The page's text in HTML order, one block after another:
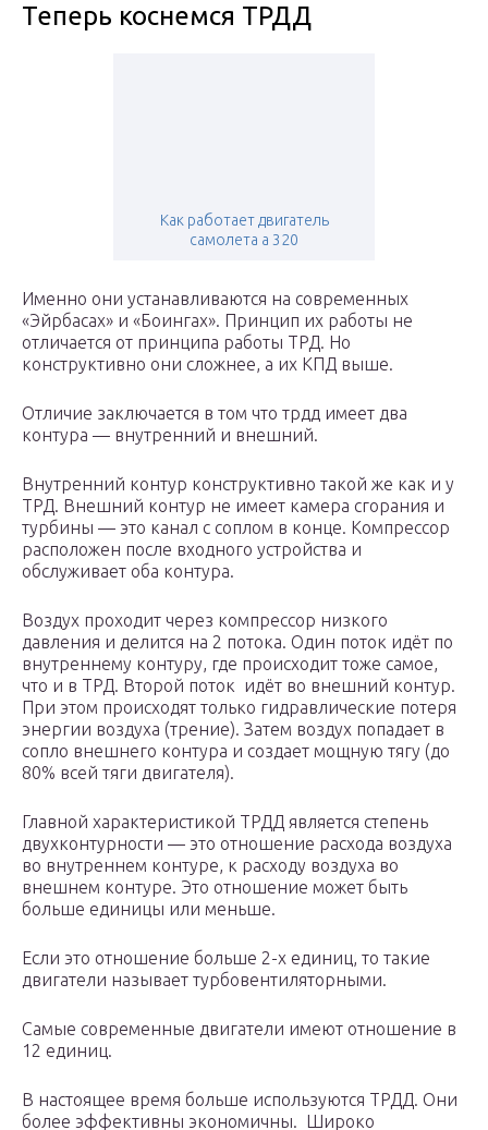
Теперь коснемся ТРДД
Как работает двигатель
самолета а 320
Именно они устанавливаются на современных
«Эйрбасах» и «Боингах». Принцип их работы не
отличается от принципа работы ТРД. Но
конструктивно они сложнее, а их КПД выше.
Отличие заключается в том что трдд имеет два
контура — внутренний и внешний.
Внутренний контур конструктивно такой же как и у
TРД. Внешний контур не имеет камера сгорания и
турбины — это канал с соплом в конце. Компрессор
расположен после входного устройства и
обслуживает оба контура.
Воздух проходит через компрессор низкого
давления и делится на 2 потока. Один поток идёт по
внутреннему контуру, где происходит тоже самое,
что и в TРД. Второй поток идёт во внешний контур.
При этом происходят только гидравлические потеря
энергии воздуха (трение). Затем воздух попадает в
сопло внешнего контура и создает мощную тягу (до
80% всей тяги двигателя).
Главной характеристикой ТРДД является степень
двухконтурности — это отношение расхода воздуха
во внутреннем контуре, к расходу воздуха во
внешнем контуре. Это отношение может быть
больше единицы или меньше.
Если это отношение больше 2-х единиц, то такие
двигатели называет турбовентиляторными.
Самые современные двигатели имеют отношение в
12 единиц.
В настоящее время больше используются ТРДД. Они
более эффективны экономичны. Широко